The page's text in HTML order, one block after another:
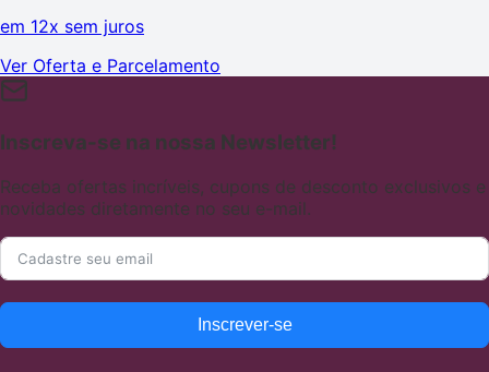
em 12x sem juros
Ver Oferta e Parcelamento
Inscreva-se na nossa Newsletter!
Receba ofertas incríveis, cupons de desconto exclusivos e
novidades diretamente no seu e-mail.
Inscrever-se